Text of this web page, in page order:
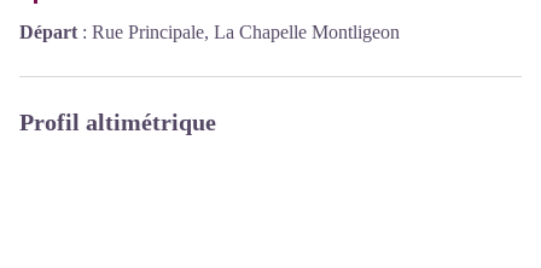
Départ : Rue Principale, La Chapelle Montligeon
Profil altimétrique